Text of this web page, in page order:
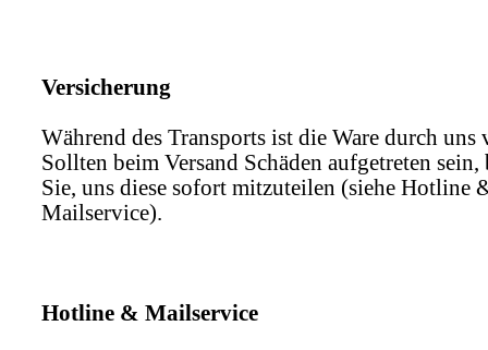
Versicherung
Während des Transports ist die Ware durch uns
Sollten beim Versand Schäden aufgetreten
Sie, uns diese sofort mitzuteilen (siehe Hotline
Mailservice).
Hotline & Mailservice